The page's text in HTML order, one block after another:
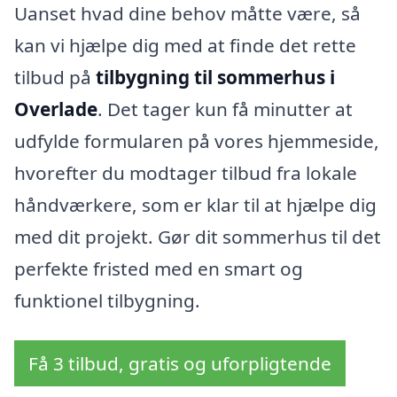
Uanset hvad dine behov måtte være, så
kan vi hjælpe dig med at finde det rette
tilbud på tilbygning til sommerhus i
Overlade. Det tager kun få minutter at
udfylde formularen på vores hjemmeside,
hvorefter du modtager tilbud fra lokale
håndværkere, som er klar til at hjælpe dig
med dit projekt. Gør dit sommerhus til det
perfekte fristed med en smart og
funktionel tilbygning.
Få 3 tilbud, gratis og uforpligtende